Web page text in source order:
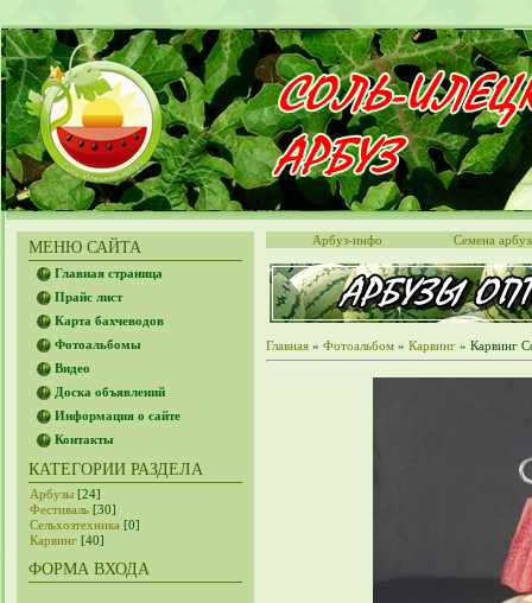
МЕНЮ САЙТА
Главная страница
Прайс лист
Карта бахчеводов
Фотоальбомы
Видео
Доска объявлений
Информация о сайте
Контакты
КАТЕГОРИИ РАЗДЕЛА
Арбузы [24]
Фестиваль [30]
Сельхозтехника [0]
Карвинг [40]
ФОРМА ВХОДА
Арбуз-инфо Семена
Главная » Фотоальбом » Карвинг » Карвинг